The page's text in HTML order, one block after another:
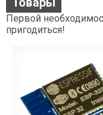
Первой
пригодиться!